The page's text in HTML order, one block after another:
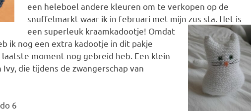
een heleboel andere kleuren om te verkopen op de
snuffelmarkt waar ik in februari met mijn zus sta. Het is
een superleuk kraamkadootje! Omdat
ik nog een extra kadootje in dit pakje
moment nog gebreid heb. Een klein
die tijdens de zwangerschap van
6